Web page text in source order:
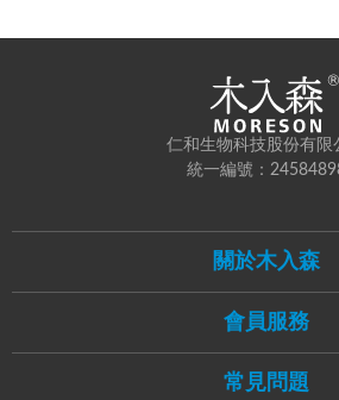
仁和生物科技股份有限
統一編號：
關於木入森
會員服務
常見問題